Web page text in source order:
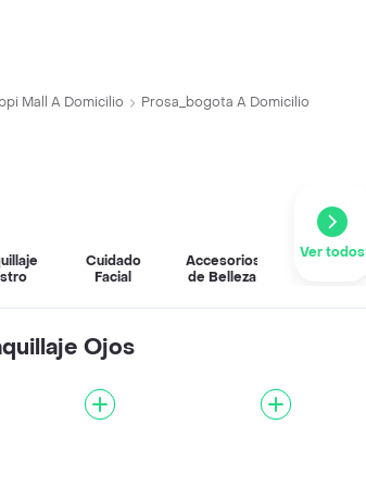
Mall A Domicilio Prosa_bogota A Domicilio
Cuidado
Facial
Accesorios
de Belleza
Ver todos
Ojos